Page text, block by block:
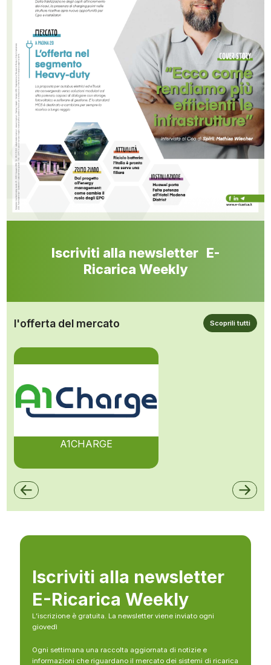
Iscriviti alla newsletter E-
Ricarica Weekly
l'offerta del mercato Scoprili tutti
A1CHARGE
Iscriviti alla newsletter
E-Ricarica Weekly
L’iscrizione è gratuita. La newsletter viene inviato ogni
giovedì
Ogni settimana una raccolta aggiornata di notizie e
informazioni che riguardano il mercato dei sistemi di ricarica